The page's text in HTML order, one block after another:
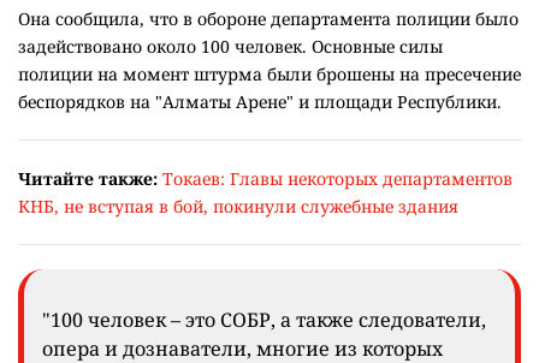
Она сообщила, что в обороне департамента полиции было
задействовано около 100 человек. Основные силы
полиции на момент штурма были брошены на пресечение
беспорядков на "Алматы Арене" и площади Республики.
Читайте также: Токаев: Главы некоторых департаментов
КНБ, не вступая в бой, покинули служебные здания
"100 человек – это СОБР, а также следователи,
опера и дознаватели, многие из которых